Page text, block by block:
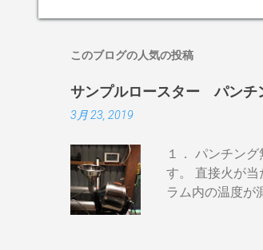
このブログの人気の投稿
サンプルロースター パンチ
3月 23, 2019
１． パンチン
す。 直接火が
ラム内の温度が
ない ぐらいで